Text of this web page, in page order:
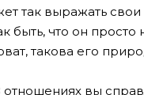
так выражать свои
быть, что он просто
такова его
вы